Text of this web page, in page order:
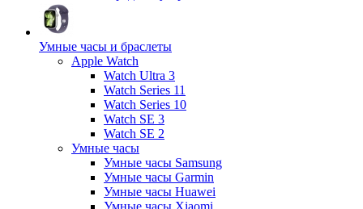
Умные часы и браслеты
Apple Watch
Watch Ultra 3
Watch Series 11
Watch Series 10
Watch SE 3
Watch SE 2
Умные часы
Умные часы Samsung
Умные часы Garmin
Умные часы Huawei
Умные часы Xiaomi